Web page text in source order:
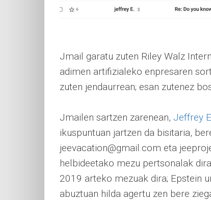
Jmail garatu zuten Riley Walz
adimen artifizialeko enpresaren
zuten jendaurrean; esan zutenez
Jmailen sartzen zarenean, Jeffrey
ikuspuntuan jartzen da bisitaria,
jeevacation@gmail.com eta
helbideetako mezu pertsonalak
2019 arteko mezuak dira; Epstein
abuztuan hilda agertu zen bere